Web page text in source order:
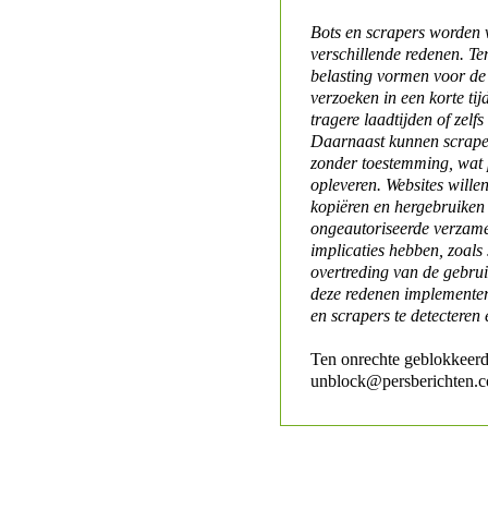
Bots en scrapers worden
verschillende redenen.
belasting vormen voor
verzoeken in een korte
tragere laadtijden of
Daarnaast kunnen
zonder toestemming,
opleveren. Websites
kopiëren en
ongeautoriseerde
implicaties hebben,
overtreding van de
deze redenen
en scrapers te detecteren
Ten onrechte